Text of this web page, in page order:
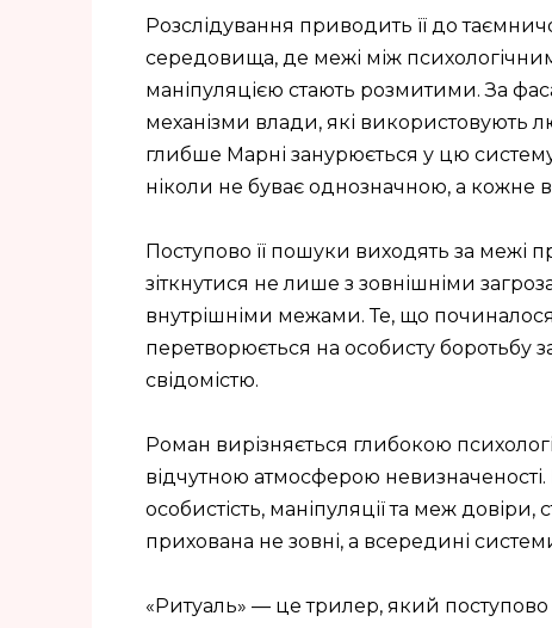
Розслідування приводить її до
середовища, де межі між
маніпуляцією стають розмитими. За
механізми влади, які використовують
глибше Марні занурюється у цю
ніколи не буває однозначною, а кожне
Поступово її пошуки виходять за межі
зіткнутися не лише з зовнішніми
внутрішніми межами. Те, що
перетворюється на особисту боротьбу
свідомістю.
Роман вирізняється глибокою
відчутною атмосферою
особистість, маніпуляції та меж
прихована не зовні, а всередині
«Ритуаль» — це трилер, який